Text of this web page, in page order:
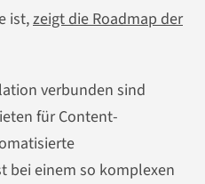
ist,zeigt die Roadmap der
verbunden sind
für Content-
bei einem so komplexen